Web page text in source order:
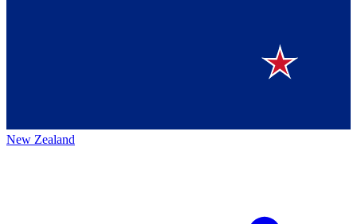
New Zealand